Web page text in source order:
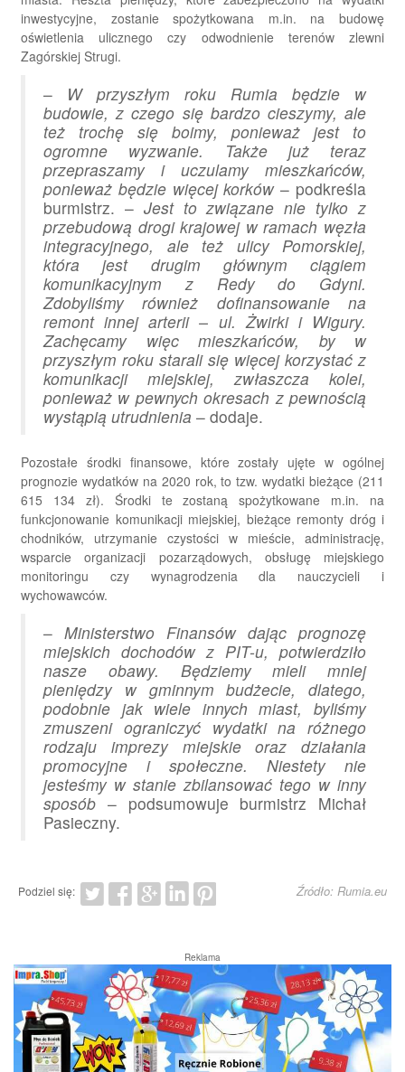
inwestycyjne, zostanie spożytkowana m.in. na budowę
oświetlenia ulicznego czy odwodnienie terenów zlewni
Zagórskiej Strugi.
– W przyszłym roku Rumia będzie w
budowie, z czego się bardzo cieszymy, ale
też trochę się boimy, ponieważ jest to
ogromne wyzwanie. Także już teraz
przepraszamy i uczulamy mieszkańców,
ponieważ będzie więcej korków– podkreśla
burmistrz. – Jest to związane nie tylko z
przebudową drogi krajowej w ramach węzła
integracyjnego, ale też ulicy Pomorskiej,
która jest drugim głównym ciągiem
komunikacyjnym z Redy do Gdyni.
Zdobyliśmy również dofinansowanie na
remont innej arterii – ul. Żwirki i Wigury.
Zachęcamy więc mieszkańców, by w
przyszłym roku starali się więcej korzystać z
komunikacji miejskiej, zwłaszcza kolei,
ponieważ w pewnych okresach z pewnością
wystąpią utrudnienia – dodaje.
Pozostałe środki finansowe, które zostały ujęte w ogólnej
prognozie wydatków na 2020 rok, to tzw. wydatki bieżące (211
615 134 zł). Środki te zostaną spożytkowane m.in. na
funkcjonowanie komunikacji miejskiej, bieżące remonty dróg i
chodników, utrzymanie czystości w mieście, administrację,
wsparcie organizacji pozarządowych, obsługę miejskiego
monitoringu czy wynagrodzenia dla nauczycieli i
wychowawców.
– Ministerstwo Finansów dając prognozę
miejskich dochodów z PIT-u, potwierdziło
nasze obawy. Będziemy mieli mniej
pieniędzy w gminnym budżecie, dlatego,
podobnie jak wiele innych miast, byliśmy
zmuszeni ograniczyć wydatki na różnego
rodzaju imprezy miejskie oraz działania
promocyjne i społeczne. Niestety nie
jesteśmy w stanie zbilansować tego w inny
sposób – podsumowuje burmistrz Michał
Pasieczny.
Podziel się: Źródło: Rumia.eu
Reklama